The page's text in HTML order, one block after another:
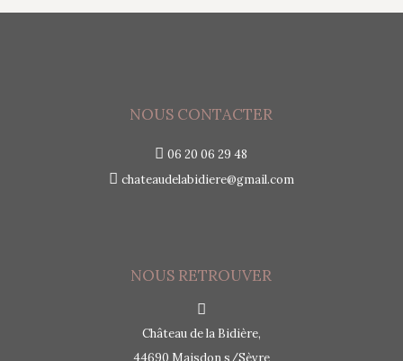
NOUS CONTACTER
06 20 06 29 48
chateaudelabidiere@gmail.com
NOUS RETROUVER
Château de la Bidière,